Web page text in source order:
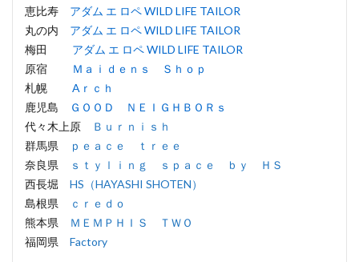
恵比寿 アダム エ ロペ WILD LIFE TAILOR
丸の内 アダム エ ロペ WILD LIFE TAILOR
梅田 アダム エ ロペ WILD LIFE TAILOR
原宿
Ｍａｉｄｅｎｓ Ｓｈｏｐ
札幌 Aｒｃｈ
鹿児島
ＧＯＯＤ ＮＥＩＧＨＢＯＲｓ
代々木上原
Ｂｕｒｎｉｓｈ
群馬県
ｐｅａｃｅ ｔｒｅｅ
奈良県
ｓｔｙｌｉｎｇ ｓｐａｃｅ ｂｙ ＨＳ
西長堀 HS（HAYASHI SHOTEN）
島根県
ｃｒｅｄｏ
熊本県
ＭＥＭＰＨＩＳ ＴＷＯ
福岡県 Factory